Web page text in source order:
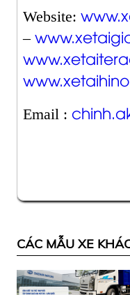
Website:
–
Email :
CÁC MẪU XE